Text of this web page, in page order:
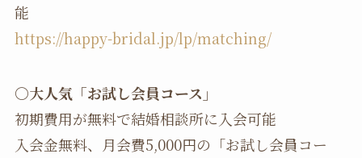
能
https://happy-bridal.jp/lp/matching/
〇大人気「お試し会員コース」
初期費用が無料で結婚相談所に入会可能
入会金無料、月会費5,000円の「お試し会員コー